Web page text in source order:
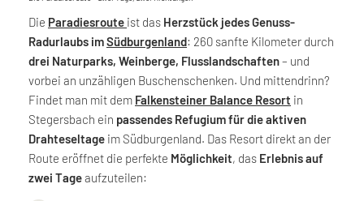
Die Paradiesroute ist das Herzstück jedes Genuss-
Radurlaubs imSüdburgenland: 260 sanfte Kilometer durch
drei Naturparks, Weinberge, Flusslandschaften– und
vorbei an unzähligen Buschenschenken. Und mittendrinn?
Findet man mit dem Falkensteiner Balance Resort in
Stegersbach ein passendes Refugium für die aktiven
Drahteseltage im Südburgenland. Das Resort direkt an der
Route eröffnet die perfekte Möglichkeit, das Erlebnis auf
zwei Tageaufzuteilen: